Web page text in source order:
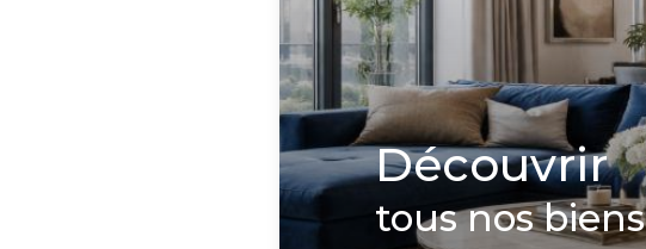
Découvrir
tous nos biens